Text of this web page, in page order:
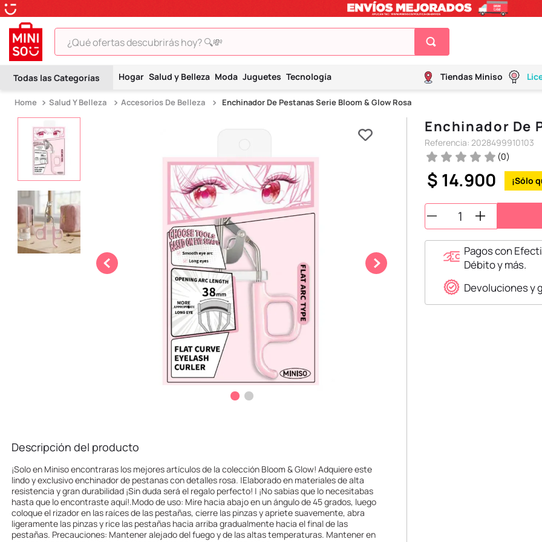
¿Qué ofertas descubrirás hoy? 🔍💸
Hogar Salud y Belleza Moda Juguetes Tecnología Tiendas Miniso
Salud Y Belleza Accesorios De Belleza Enchinador De Pestanas Serie Bloom & Glow Rosa
Descripción del producto
¡Solo en Miniso encontraras los mejores artículos de la colección Bloom & Glow! Adquiere este
lindo y exclusivo enchinador de pestanas con detalles rosa. |Elaborado en materiales de alta
resistencia y gran durabilidad ¡Sin duda será el regalo perfecto! | ¡No sabias que lo necesitabas
hasta que lo encontraste aquí!.Modo de uso: Mire hacia abajo en un ángulo de 45 grados, luego
coloque el rizador en las raíces de las pestañas, cierre las pinzas y apriete suavemente, abra
ligeramente las pinzas y rice las pestañas hacia arriba gradualmente hacia el final de las
pestañas. Precauciones: Mantener alejado del fuego y de las altas temperaturas. Mantener en
Enchinador De
Referencia: 2028499910103
(0)
$ 14.900
Pagos con
Débito y más.
Devoluciones y
TÉRMINOS MÁS BUSCADOS
2.
hello kitty
9.
llaveros
.